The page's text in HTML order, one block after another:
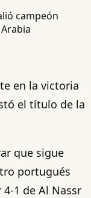
en la victoria
el título de la
que sigue
portugués
1 de Al Nassr